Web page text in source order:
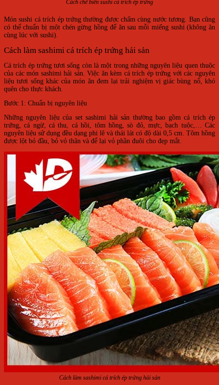
Cách chế biến sushi cá trích ép trứng
Món sushi cá trích ép trứng thường được chấm cùng nước tương. Bạn cũng
có thể chuẩn bị một chén gừng hồng để ăn sau mỗi miếng sushi (không ăn
cùng lúc với sushi).
Cách làm sashimi cá trích ép trứng hải sản
Cá trích ép trứng tươi sống còn là một trong những nguyên liệu quen thuộc
của các món sashimi hải sản. Việc ăn kèm cá trích ép trứng với các nguyên
liệu tươi sống khác của món ăn đem lại trải nghiệm vị giác bùng nổ, khó
quên cho thực khách.
Bước 1: Chuẩn bị nguyên liệu
Những nguyên liệu của set sashimi hải sản thường bao gồm cá trích ép
trứng, cá ngừ, cá thu, cá hồi, tôm hồng, sò đỏ, mực, bạch tuộc,… Các
nguyên liệu sử dụng đều dạng phi lê và thái lát có độ dài 0,5 cm. Tôm hồng
được lột bỏ đầu, bỏ vỏ thân và để lại vỏ phần đuôi cho đẹp mắt.
Cách làm sashimi cá trích ép trứng hải sản